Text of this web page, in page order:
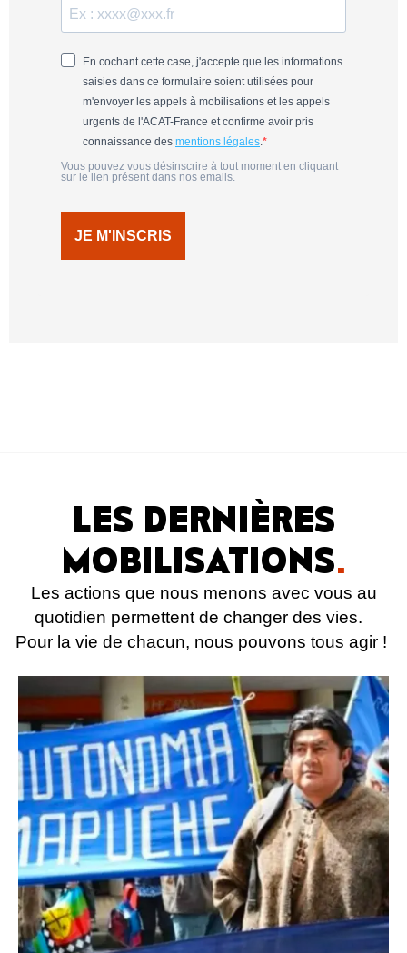
En cochant cette case, j'accepte que les informations
saisies dans ce formulaire soient utilisées pour
m'envoyer les appels à mobilisations et les appels
urgents de l'ACAT-France et confirme avoir pris
connaissance des mentions légales
Vous pouvez vous désinscrire à tout moment en cliquant
sur le lien présent dans nos emails.
JE M'INSCRIS
LES DERNIÈRES
MOBILISATIONS.
Les actions que nous menons avec vous au
quotidien permettent de changer des vies.
Pour la vie de chacun, nous pouvons tous agir !